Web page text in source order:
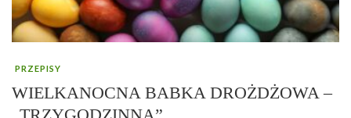
PRZEPISY
WIELKANOCNA BABKA DROŻDŻOWA –